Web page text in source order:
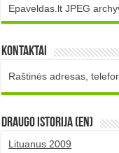
Epaveldas.lt JPEG
Kontaktai
Raštinės adresas,
DRAUGO istorija (EN)
Lituanus 2009